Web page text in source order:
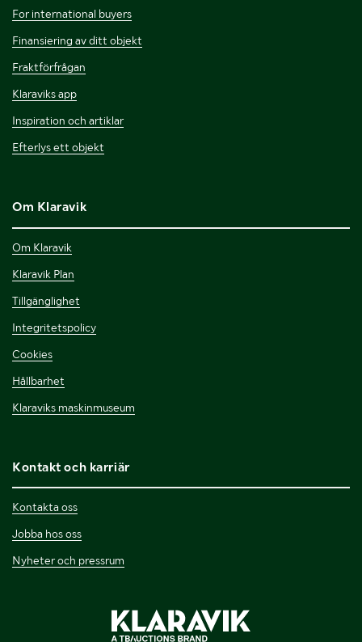
For international buyers
Finansiering av ditt objekt
Fraktförfrågan
Klaraviks app
Inspiration och artiklar
Efterlys ett objekt
Om Klaravik
Om Klaravik
Klaravik Plan
Tillgänglighet
Integritetspolicy
Cookies
Hållbarhet
Klaraviks maskinmuseum
Kontakt och karriär
Kontakta oss
Jobba hos oss
Nyheter och pressrum